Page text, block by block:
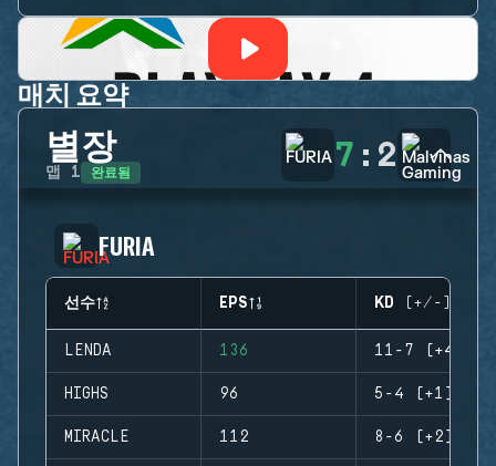
매치 요약
별장
맵 1 완료됨 7 : 2
FURIA
선수 EPS KD (+/-)
LENDA 136 11-7 (+4)
HIGHS 96 5-4 (+1)
MIRACLE 112 8-6 (+2)